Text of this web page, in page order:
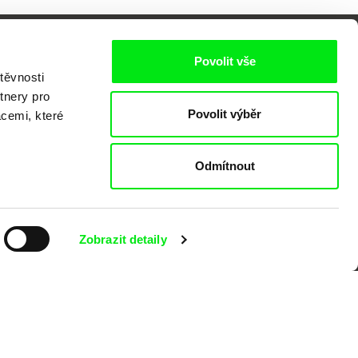
pro
které
Zobrazit detaily
Povolit vše
Povolit výběr
Odmítnout